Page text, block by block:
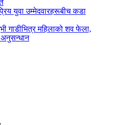
युवा उम्मेदवारहरूबीच कडा
गाडीभित्र महिलाको शव फेला,
अनुसन्धान